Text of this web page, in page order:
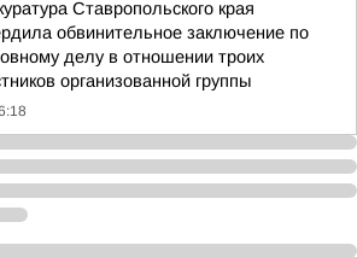
Ставропольского края
обвинительное заключение по
делу в отношении троих
организованной группы